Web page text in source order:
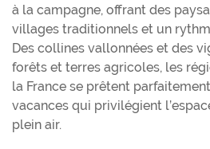
à la campagne, offrant des
villages traditionnels et un
Des collines vallonnées et des
forêts et terres agricoles, les
la France se prêtent
vacances qui privilégient
plein air.